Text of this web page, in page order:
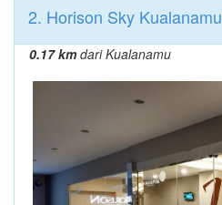
2. Horison Sky Kualanamu
0.17 kmdari Kualanamu